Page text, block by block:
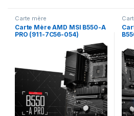
Carte mère
Carte Mère AMD MSI B550-A
PRO (911-7C56-054)